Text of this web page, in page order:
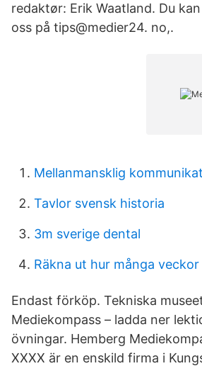
redaktør: Erik Waatland. Du
oss på tips@medier24. no,.
Mellanmansklig
Tavlor svensk historia
3m sverige dental
Räkna ut hur många
Endast förköp. Tekniska
Mediekompass – ladda ner
övningar. Hemberg
XXXX är en enskild firma i